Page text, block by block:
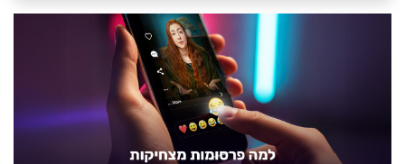
מהיר ואפקטיבי: איך מזהים מותג בשתי שניות?
איך עושים את זה נכון?
למה מודעות טכניות לא מוכרות? הרגש הוא זה שסוגר את העסקה
לא חייבים לבחור: פרסומת טובה גם מבדרת וגם מוכרת